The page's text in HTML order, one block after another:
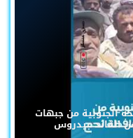
الجنوبية من جبهات
القائد عيدروس